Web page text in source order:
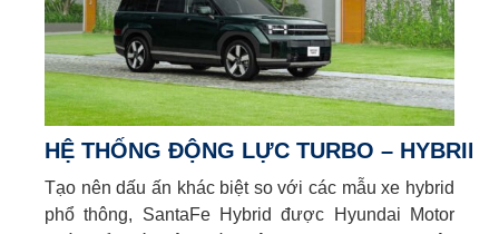
HỆ THỐNG ĐỘNG LỰC TURBO – HYBRID
Tạo nên dấu ấn khác biệt so với các mẫu xe hybrid
phổ thông, SantaFe Hybrid được Hyundai Motor